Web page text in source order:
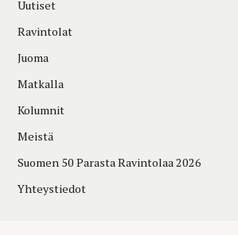
Uutiset
Ravintolat
Juoma
Matkalla
Kolumnit
Meistä
Suomen 50 Parasta Ravintolaa 2026
Yhteystiedot